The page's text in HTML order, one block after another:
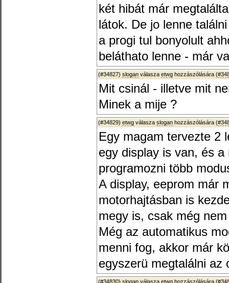
két hibát már
látok. De jo lenne
a progi tul bonyolult
beláthato lenne - már
(#34827) slogan válasza etwg hozzászólására (
Mit csinál - illetve mit
Minek a mije ?
(#34829) etwg válasza slogan hozzászólására (
Egy magam tervezte 2
egy display is van, és
programozni több
A display, eeprom már
motorhajtásban is
megy is, csak még
Még az automatikus
menni fog, akkor már
egyszerü megtalálni az
(#34830) slogan válasza etwg hozzászólására (